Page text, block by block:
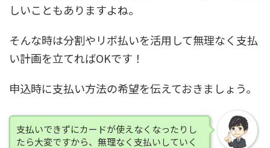
しいこともありますよね。
そんな時は分割やリボ払いを活用して無理なく支払
い計画を立てればOKです！
申込時に支払い方法の希望を伝えておきましょう。
支払いできずにカードが使えなくなったりし
たら大変ですから、無理なく支払いしていく